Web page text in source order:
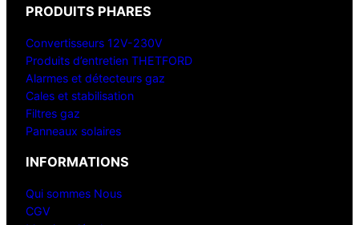
PRODUITS PHARES
Convertisseurs 12V-230V
Produits d’entretien THETFORD
Alarmes et détecteurs gaz
Cales et stabilisation
Filtres gaz
Panneaux solaires
INFORMATIONS
Qui sommes Nous
CGV